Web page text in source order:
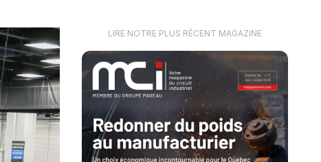
LIRE NOTRE PLUS RÉCENT MAGAZINE